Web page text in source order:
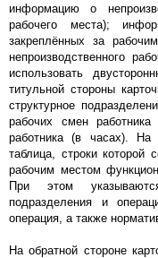
информацию о
рабочего места);
закреплённых за
непроизводственного
использовать
титульной стороны
структурное
рабочих смен
работника (в часах). На
таблица, строки
рабочим местом
При этом
подразделения и
операция, а также
На обратной стороне